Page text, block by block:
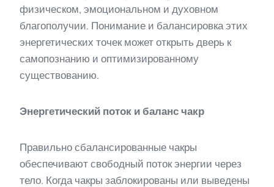
физическом, эмоциональном и духовном
благополучии. Понимание и балансировка этих
энергетических точек может открыть дверь к
самопознанию и оптимизированному
существованию.
Энергетический поток и баланс чакр
Правильно сбалансированные чакры
обеспечивают свободный поток энергии через
тело. Когда чакры заблокированы или выведены